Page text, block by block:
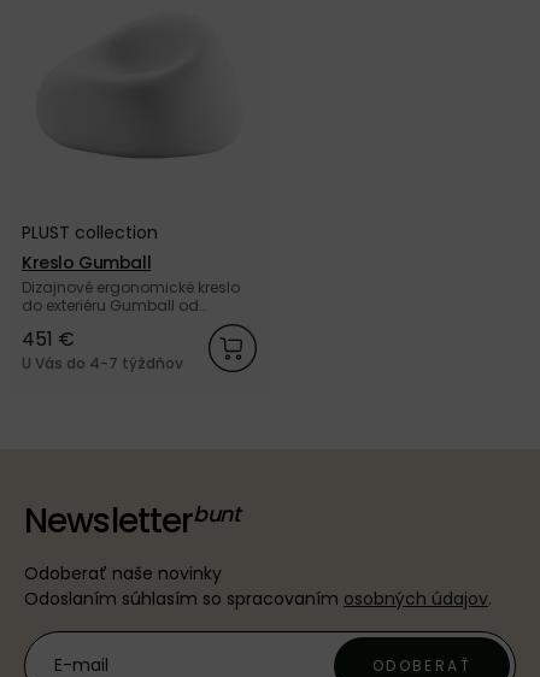
PLUST collection
Kreslo Gumball
Dizajnové ergonomické kreslo
do exteriéru Gumball od
collection.
451 €
U Vás do 4-7 týždňov
Newsletter
Odoberať naše novinky
Odoslaním súhlasím so spracovaním osobných údajov.
ODOBERAŤ